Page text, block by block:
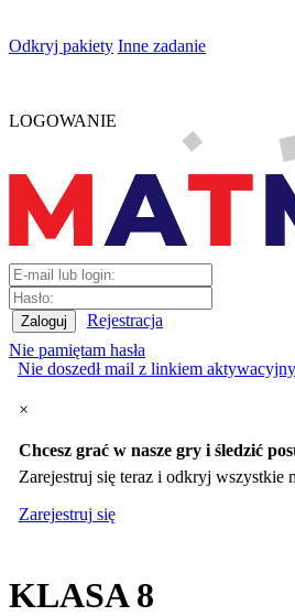
Odkryj pakiety Inne zadanie
LOGOWANIE
Rejestracja
Nie pamiętam hasła
Nie doszedł mail z linkiem
×
Chcesz grać w nasze gry i śledzić
Zarejestruj się teraz i odkryj wszystkie
Zarejestruj się
KLASA 8